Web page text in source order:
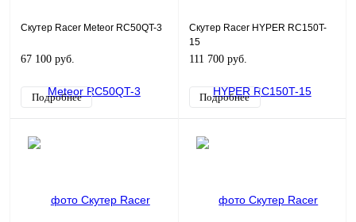
Скутер Racer Meteor RC50QT-3
67 100 руб.
Подробнее
Скутер Racer HYPER RC150T-
15
111 700 руб.
Подробнее